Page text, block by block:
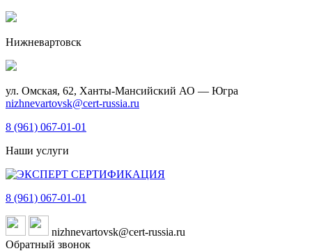
Нижневартовск
ул. Омская, 62, Ханты-Мансийский АО — Югра
nizhnevartovsk@cert-russia.ru
8 (961) 067-01-01
Наши услуги
8 (961) 067-01-01
nizhnevartovsk@cert-russia.ru
Обратный звонок